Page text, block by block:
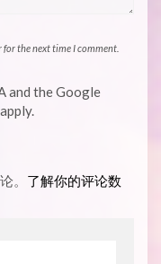
for the next time I comment.
and the Google
apply.
。 了解你的评论数